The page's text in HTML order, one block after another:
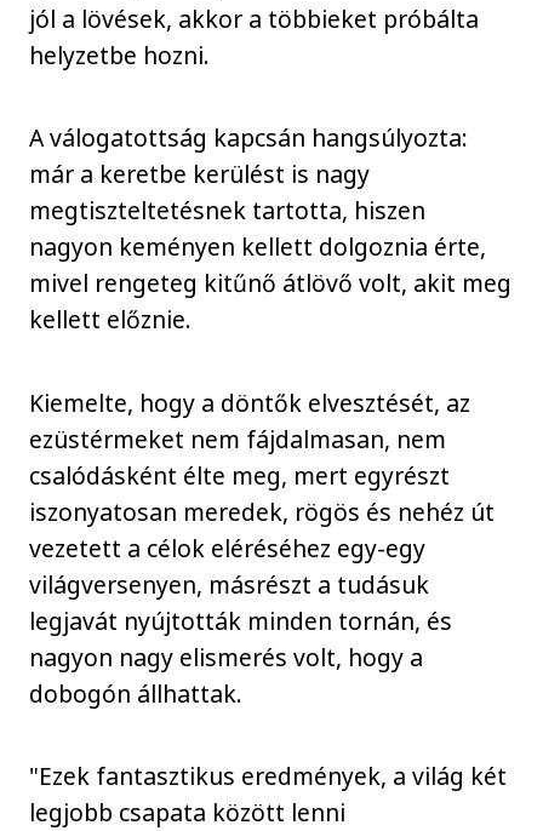
jól a lövések, akkor a többieket próbálta
helyzetbe hozni.
A válogatottság kapcsán hangsúlyozta:
már a keretbe kerülést is nagy
megtiszteltetésnek tartotta, hiszen
nagyon keményen kellett dolgoznia érte,
mivel rengeteg kitűnő átlövő volt, akit meg
kellett előznie.
Kiemelte, hogy a döntők elvesztését, az
ezüstérmeket nem fájdalmasan, nem
csalódásként élte meg, mert egyrészt
iszonyatosan meredek, rögös és nehéz út
vezetett a célok eléréséhez egy-egy
világversenyen, másrészt a tudásuk
legjavát nyújtották minden tornán, és
nagyon nagy elismerés volt, hogy a
dobogón állhattak.
"Ezek fantasztikus eredmények, a világ két
legjobb csapata között lenni